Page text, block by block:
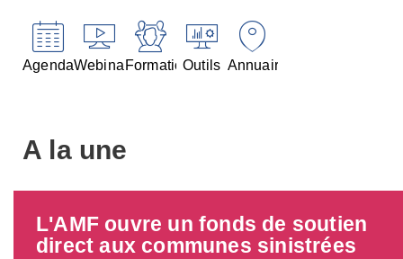
AgendaWebinairesFormationsOutils Annuaires
A la une
L'AMF ouvre un fonds de soutien
direct aux communes sinistrées